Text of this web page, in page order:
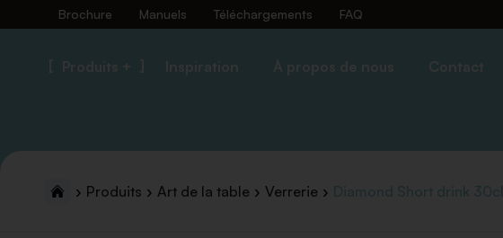
Brochure Manuels Téléchargements FAQ
Produits + Inspiration À propos de nous Contact
Produits Art de la table Verrerie Diamond Short drink 30cl